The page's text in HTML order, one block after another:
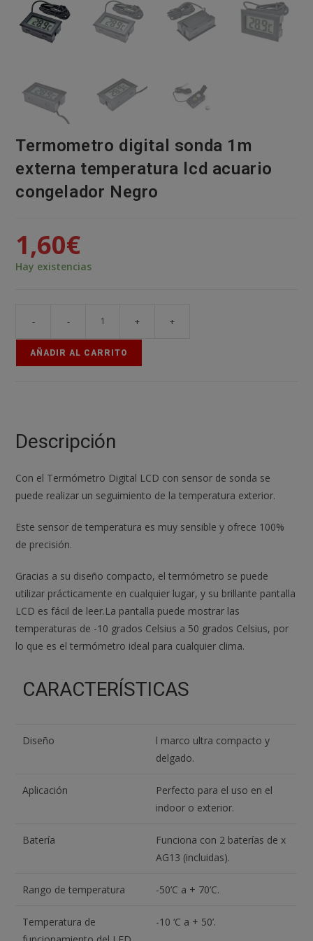
Termometro digital sonda 1m
externa temperatura lcd acuario
congelador Negro
1,60€
Hay existencias
-
cantidad
- + +
AÑADIR AL CARRITO
Descripción
Con el Termómetro Digital LCD con sensor de sonda se
puede realizar un seguimiento de la temperatura exterior.
Este sensor de temperatura es muy sensible y ofrece 100%
de precisión.
Gracias a su diseño compacto, el termómetro se puede
utilizar prácticamente en cualquier lugar, y su brillante pantalla
LCD es fácil de leer.La pantalla puede mostrar las
temperaturas de -10 grados Celsius a 50 grados Celsius, por
lo que es el termómetro ideal para cualquier clima.
CARACTERÍSTICAS
Diseño
l marco ultra compacto y
delgado.
Aplicación
Perfecto para el uso en el
indoor o exterior.
Batería
Funciona con 2 baterías de x
AG13 (incluidas).
Rango de temperatura -50’C a + 70’C.
Temperatura de
-10 ‘C a + 50’.